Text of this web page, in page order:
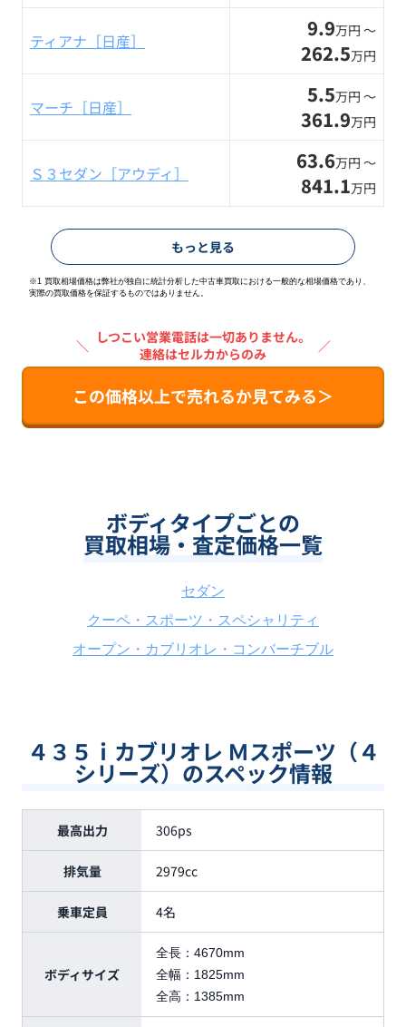
ティアナ［日産］ 9.9万円 〜
262.5万円
マーチ［日産］ 5.5万円 〜
361.9万円
Ｓ３セダン［アウディ］ 63.6万円 〜
841.1万円
もっと見る
※1 買取相場価格は弊社が独自に統計分析した中古車買取における一般的な相場価格であり、
実際の買取価格を保証するものではありません。
＼ しつこい営業電話は一切ありません。
連絡はセルカからのみ
／
この価格以上で売れるか見てみる＞
ボディタイプごとの
買取相場・査定価格一覧
セダン
クーペ・スポーツ・スペシャリティ
オープン・カブリオレ・コンバーチブル
４３５ｉカブリオレ Ｍスポーツ（４
シリーズ）のスペック情報
最高出力 306ps
排気量 2979cc
乗車定員 4名
ボディサイズ
全長： 4670mm
全幅： 1825mm
全高： 1385mm